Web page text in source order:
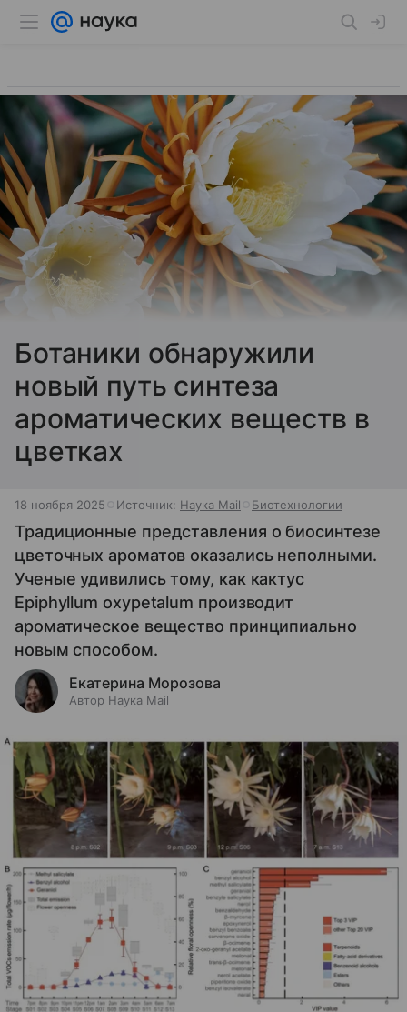
Ботаники обнаружили
новый путь синтеза
ароматических веществ в
цветках
18 ноября 2025 Источник: Наука Mail Биотехнологии
Традиционные представления о биосинтезе
цветочных ароматов оказались неполными.
Ученые удивились тому, как кактус
Epiphyllum oxypetalum производит
ароматическое вещество принципиально
новым способом.
Екатерина Морозова
Автор Наука Mail